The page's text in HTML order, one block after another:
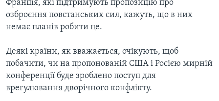
Франція, які підтримують пропозицію про
озброєння повстанських сил, кажуть, що в них
немає планів робити це.
Деякі країни, як вважається, очікують, щоб
побачити, чи на пропонованій США і Росією мирній
конференції буде зроблено поступ для
врегулювання дворічного конфлікту.